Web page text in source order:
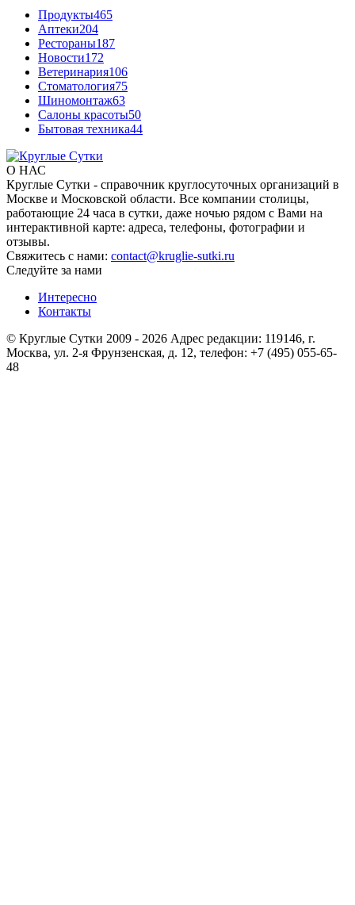
Продукты465
Аптеки204
Рестораны187
Новости172
Ветеринария106
Стоматология75
Шиномонтаж63
Салоны красоты50
Бытовая техника44
О НАС
Круглые Сутки - справочник круглосуточных организаций в
Москве и Московской области. Все компании столицы,
работающие 24 часа в сутки, даже ночью рядом с Вами на
интерактивной карте: адреса, телефоны, фотографии и
отзывы.
Свяжитесь с нами: contact@kruglie-sutki.ru
Следуйте за нами
Интересно
Контакты
© Круглые Сутки 2009 - 2026 Адрес редакции: 119146, г.
Москва, ул. 2-я Фрунзенская, д. 12, телефон: +7 (495) 055-65-
48